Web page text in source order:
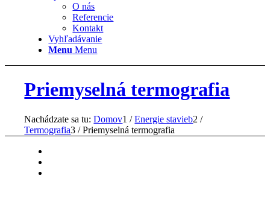
O nás
Referencie
Kontakt
Vyhľadávanie
Menu Menu
Priemyselná termografia
Nachádzate sa tu: Domov1 / Energie stavieb2 /
Termografia3 / Priemyselná termografia